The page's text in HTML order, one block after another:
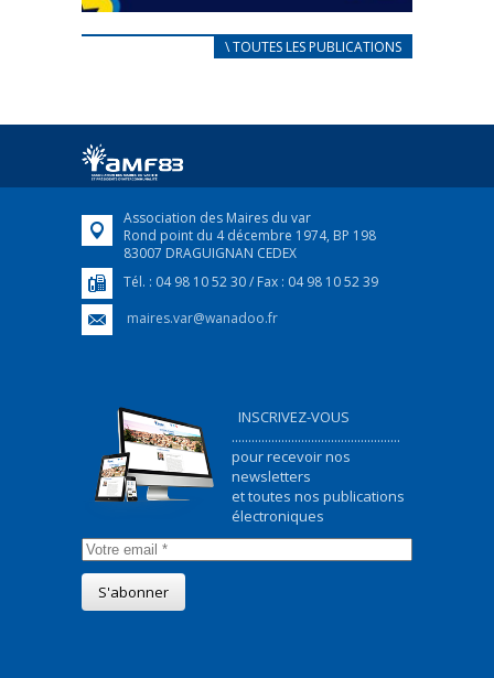
CARNET D’ACCUEIL
Afin d’accompagner au mieux les réfugiés
FEUILLETER
\ TOUTES LES PUBLICATIONS
Association des Maires du var
Rond point du 4 décembre 1974, BP 198
83007 DRAGUIGNAN CEDEX
Tél. : 04 98 10 52 30 / Fax : 04 98 10 52 39
maires.var@wanadoo.fr
INSCRIVEZ-VOUS
...................................................
pour recevoir nos
newsletters
et toutes nos publications
électroniques